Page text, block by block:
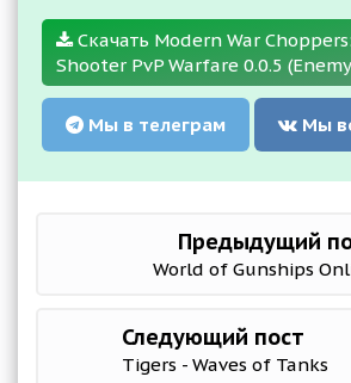
Скачать Modern War
Shooter PvP Warfare 0.0.5
Мы в телеграм Мы
Предыдущий
World of Gunships
Следующий пост
Tigers - Waves of Tanks